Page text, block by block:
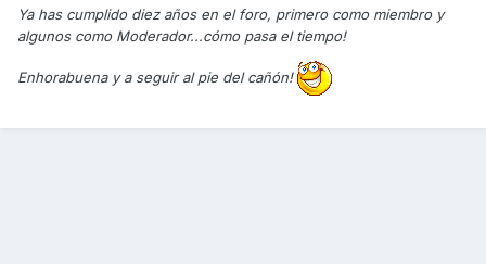
Ya has cumplido diez años en el foro, primero como miembro y
algunos como Moderador...cómo pasa el tiempo!
Enhorabuena y a seguir al pie del cañón!